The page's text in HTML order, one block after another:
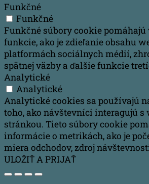
Funkčné
Funkčné
Funkčné súbory cookie
funkcie, ako je zdieľanie obsahu
platformách sociálnych médií,
spätnej väzby a ďalšie funkcie
Analytické
Analytické
Analytické cookies sa používajú
toho, ako návštevníci interagujú s
stránkou. Tieto súbory cookie
informácie o metrikách, ako je
miera odchodov, zdroj
ULOŽIŤ A PRIJAŤ